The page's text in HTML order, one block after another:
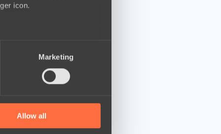
icon.
who may combine it with
Marketing
Allow all